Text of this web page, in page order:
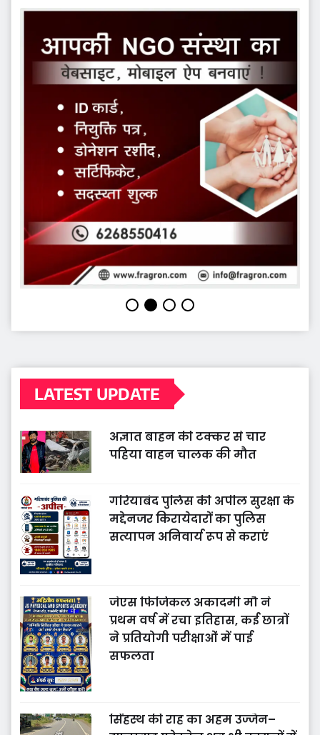
LATEST UPDATE
अज्ञात बाहन की टक्कर से चार
पहिया वाहन चालक की मौत
गरियाबंद पुलिस की अपील सुरक्षा के
मद्देनजर किरायेदारों का पुलिस
सत्यापन अनिवार्य रूप से कराएं
जेएस फिजिकल अकादमी मौ ने
प्रथम वर्ष में रचा इतिहास, कई छात्रों
ने प्रतियोगी परीक्षाओं में पाई
सफलता
सिंहस्थ की राह का अहम उज्जैन–